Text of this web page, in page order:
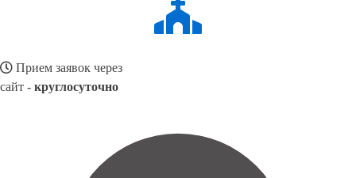
Прием заявок через
сайт - круглосуточно